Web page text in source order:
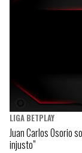
LIGA BETPLAY
Juan Carlos Osorio
injusto”